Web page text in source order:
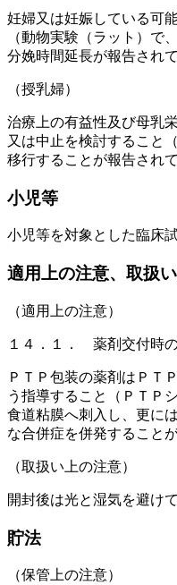
妊婦又は妊娠している可
（動物実験（ラット）で
分娩時間延長が報告され
（授乳婦）
治療上の有益性及び母乳
又は中止を検討すること
移行することが報告されて
小児等
小児等を対象とした臨床
適用上の注意、取扱
（適用上の注意）
１４．１． 薬剤交付時
ＰＴＰ包装の薬剤はＰＴ
う指導すること（ＰＴＰ
食道粘膜へ刺入し、更に
な合併症を併発することが
（取扱い上の注意）
開封後は光と湿気を避け
貯法
（保管上の注意）